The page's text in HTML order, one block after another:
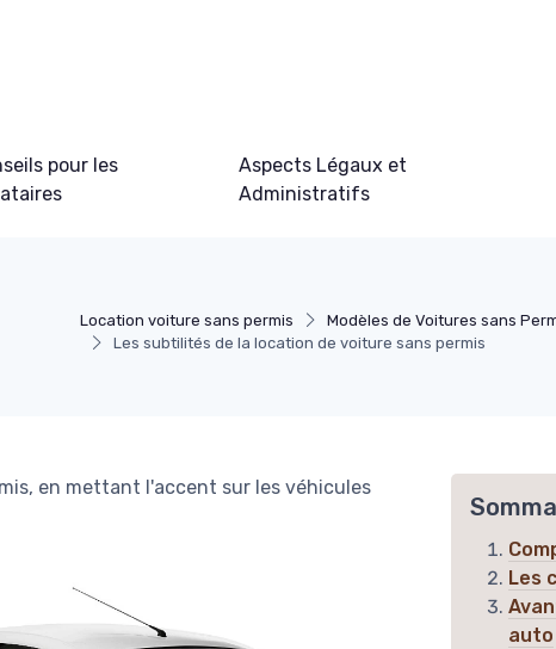
pour les
Aspects Légaux et
Administratifs
Location voiture sans permis Modèles de Voitures sans
Les subtilités de la location de voiture sans permis
en mettant l'accent sur les véhicules
Les
auto